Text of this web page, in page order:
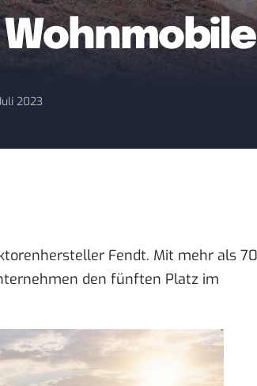
2023
Fendt. Mit mehr als
den fünften Platz im